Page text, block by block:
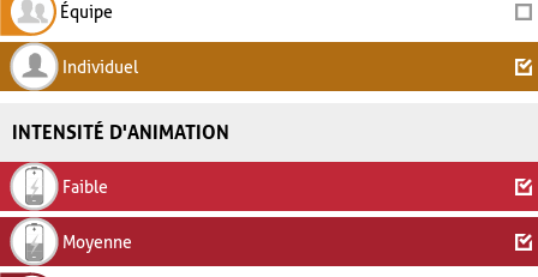
Équipe
Individuel
INTENSITÉ D'ANIMATION
Faible
Moyenne